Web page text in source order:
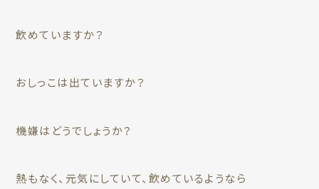
飲めていますか？
おしっこは出ていますか？
機嫌はどうでしょうか？
熱もなく、元気にしていて、飲めているようなら